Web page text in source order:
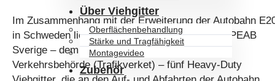
Über Viehgitter
Oberflächenbehandlung
Stärke und Tragfähigkeit
Montagevideo
Zubehör
Im Zusammenhang mit der Erweiterung der Autobahn
in Schweden liefern wir in Zusammenarbeit mit PEAB
Sverige – dem Lieferanten der schwedischen
Verkehrsbehörde (Trafikverket) – fünf Heavy-Duty